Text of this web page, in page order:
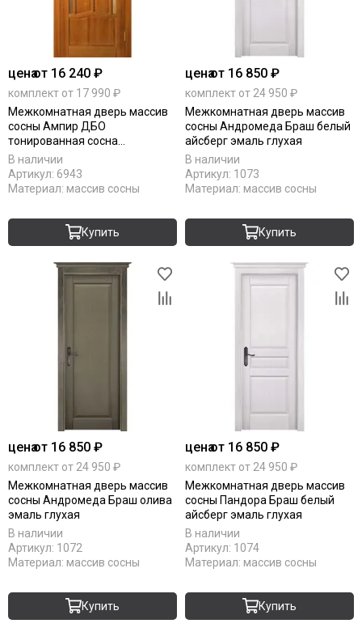
ценаот 16 240 ₽
комплект от 17 990 ₽
Межкомнатная дверь массив
сосны Ампир ДБО
тонированная сосна
остеклённая
В наличии
Артикул: 6943
Материал: массив сосны
Купить
ценаот 16 850 ₽
комплект от 24 950 ₽
Межкомнатная дверь массив
сосны Андромеда Браш белый
айсберг эмаль глухая
В наличии
Артикул: 1073
Материал: массив сосны
Купить
ценаот 16 850 ₽
комплект от 24 950 ₽
Межкомнатная дверь массив
сосны Андромеда Браш олива
эмаль глухая
В наличии
Артикул: 1072
Материал: массив сосны
Купить
ценаот 16 850 ₽
комплект от 24 950 ₽
Межкомнатная дверь массив
сосны Пандора Браш белый
айсберг эмаль глухая
В наличии
Артикул: 1074
Материал: массив сосны
Купить